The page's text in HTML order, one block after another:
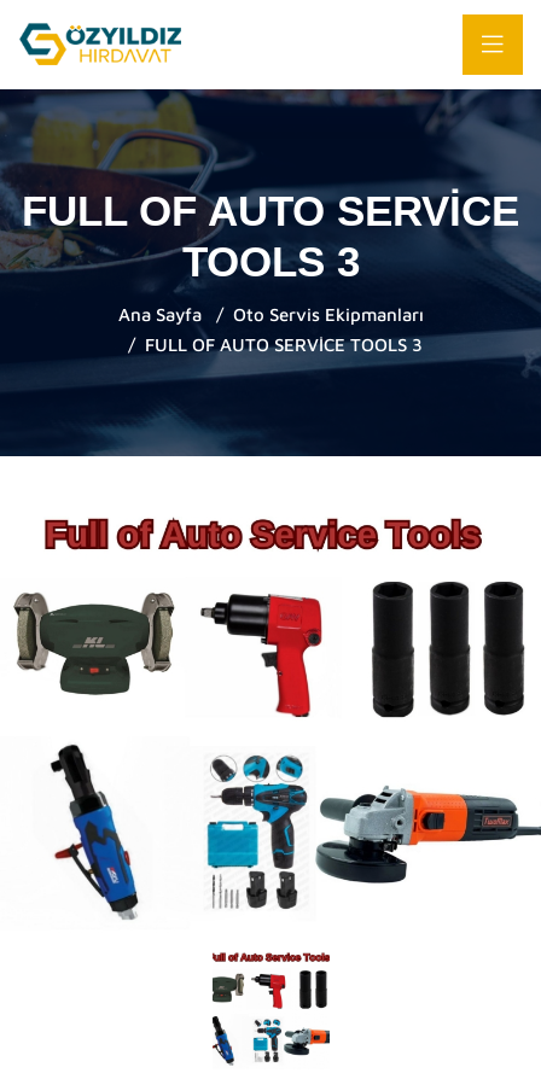
FULL OF AUTO SERVİCE
TOOLS 3
Ana Sayfa
Oto Servis Ekipmanları
FULL OF AUTO SERVİCE TOOLS 3